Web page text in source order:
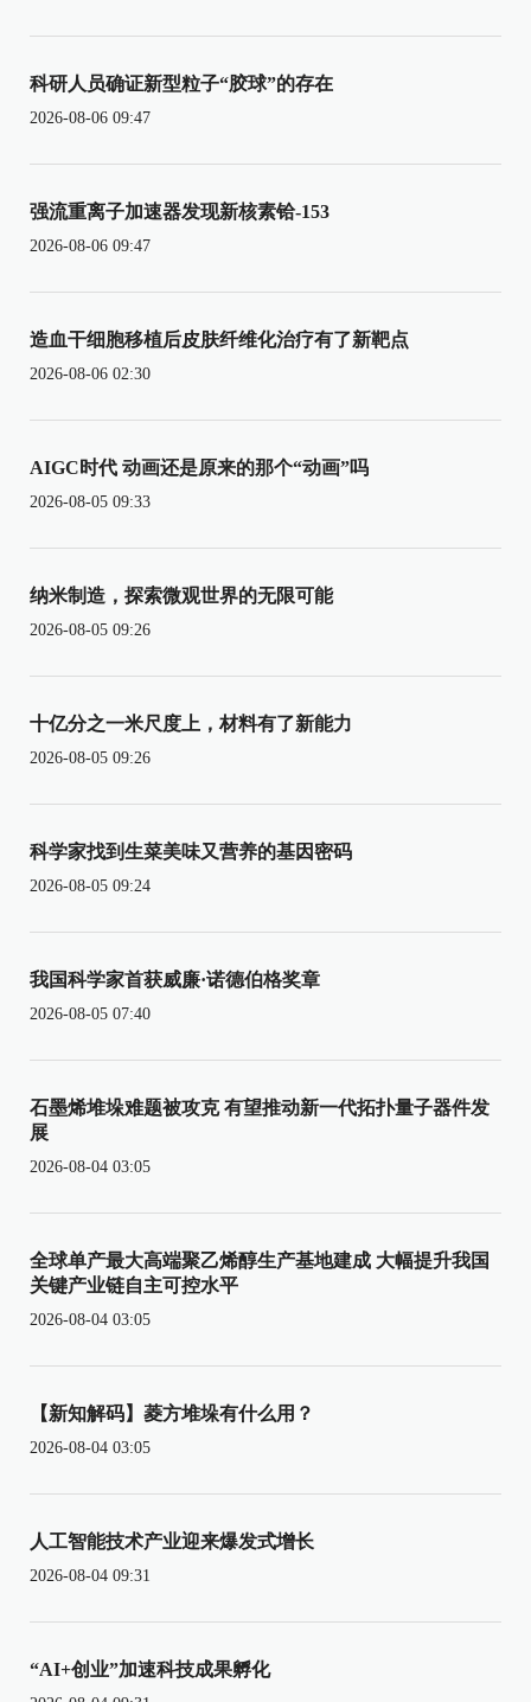
科研人员确证新型粒子“胶球”的存在
2026-08-06 09:47
强流重离子加速器发现新核素铪-153
2026-08-06 09:47
造血干细胞移植后皮肤纤维化治疗有了新靶点
2026-08-06 02:30
AIGC时代 动画还是原来的那个“动画”吗
2026-08-05 09:33
纳米制造，探索微观世界的无限可能
2026-08-05 09:26
十亿分之一米尺度上，材料有了新能力
2026-08-05 09:26
科学家找到生菜美味又营养的基因密码
2026-08-05 09:24
我国科学家首获威廉·诺德伯格奖章
2026-08-05 07:40
石墨烯堆垛难题被攻克 有望推动新一代拓扑量子器件发
展
2026-08-04 03:05
全球单产最大高端聚乙烯醇生产基地建成 大幅提升我国
关键产业链自主可控水平
2026-08-04 03:05
【新知解码】菱方堆垛有什么用？
2026-08-04 03:05
人工智能技术产业迎来爆发式增长
2026-08-04 09:31
“AI+创业”加速科技成果孵化